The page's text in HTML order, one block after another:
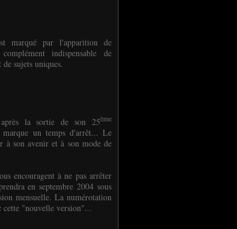
marqué par l'apparition de
indispensable de
sujets uniques.
la sortie de son 25ème
un temps d'arrêt... Le
à son avenir et à son mode de
encouragent à ne pas arrêter
en septembre 2004 sous
mensuelle. La numérotation
cette "nouvelle version"...